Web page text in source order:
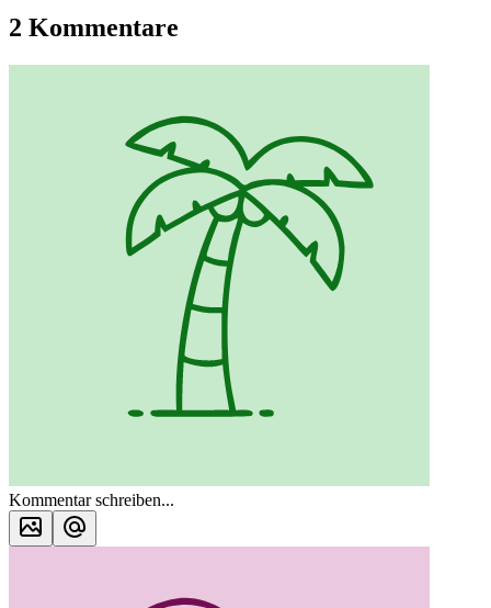
2 Kommentare
Kommentar schreiben...